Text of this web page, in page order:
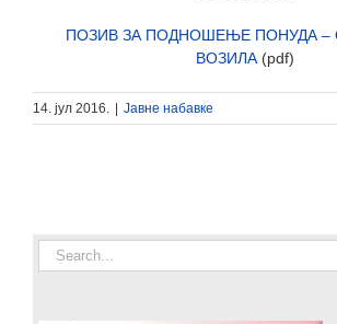
ПОЗИВ ЗА ПОДНОШЕЊЕ ПОНУДА
ВОЗИЛА (pdf)
14. јул 2016. | Јавне набавке
Search
for: